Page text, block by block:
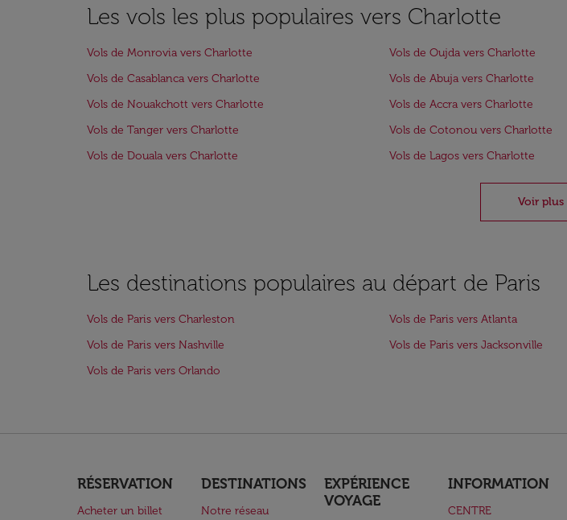
Les vols les plus populaires vers Charlotte
Vols de Monrovia vers Charlotte Vols de Oujda vers Charlotte
Vols de Casablanca vers Charlotte
Vols de Abuja vers Charlotte
Vols de Nouakchott vers Charlotte
Vols de Accra vers Charlotte
Vols de Tanger vers Charlotte
Vols de Cotonou vers Charlotte
Vols de Douala vers Charlotte
Vols de Lagos vers Charlotte
Voir plus
Les destinations populaires au départ de Paris
Vols de Paris vers Charleston Vols de Paris vers Atlanta
Vols de Paris vers Nashville
Vols de Paris vers Jacksonville
Vols de Paris vers Orlando
RÉSERVATION
Acheter un billet
DESTINATIONS
Notre réseau
EXPÉRIENCE
VOYAGE
INFORMATION
CENTRE